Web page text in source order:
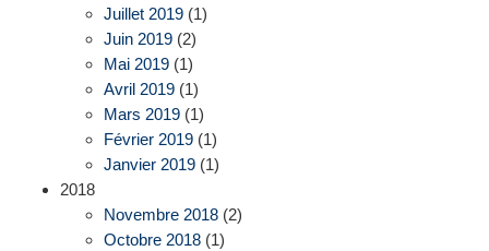
Juillet 2019 (1)
Juin 2019 (2)
Mai 2019 (1)
Avril 2019 (1)
Mars 2019 (1)
Février 2019 (1)
Janvier 2019 (1)
2018
Novembre 2018 (2)
Octobre 2018 (1)